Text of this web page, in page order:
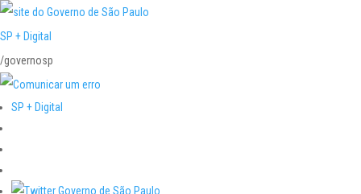
SP + Digital
/governosp
SP + Digital